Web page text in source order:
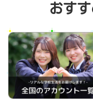
おす